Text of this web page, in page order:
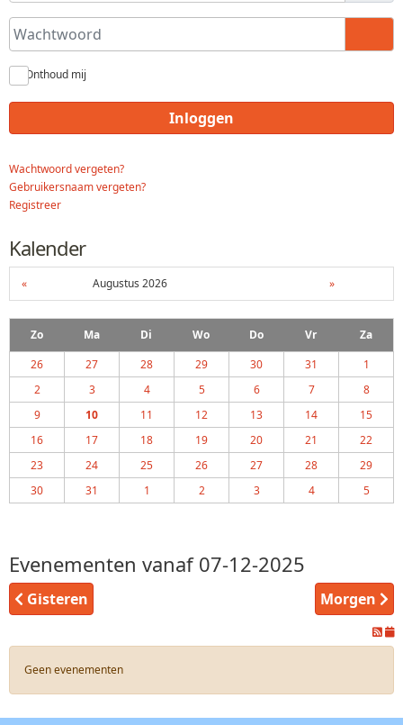
Wachtwoord
Onthoud mij
Inloggen
Wachtwoord vergeten?
Gebruikersnaam vergeten?
Registreer
Kalender
« Augustus 2026 »
Zo Ma Di Wo Do Vr
Za
26
27 28 29 30 31
1
2
3 4 5 6 7
8
9
10 11 12 13 14
15
16
17 18 19 20 21
22
23
24 25 26 27 28
29
30
31 1 2 3 4 5
Evenementen vanaf 07-12-2025
Gisteren Morgen
Geen evenementen